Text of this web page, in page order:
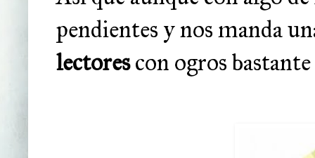
pendientes y nos manda
lectorescon ogros